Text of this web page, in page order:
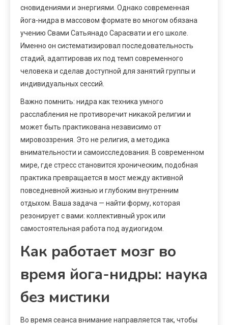
сновидениями и энергиями. Однако современная
йога-нидра в массовом формате во многом обязана
учению Свами Сатьянадо Сарасвати и его школе.
Именно он систематизировал последовательность
стадий, адаптировав их под темп современного
человека и сделав доступной для занятий группы и
индивидуальных сессий.
Важно помнить: нидра как техника умного
расслабления не противоречит никакой религии и
может быть практикована независимо от
мировоззрения. Это не религия, а методика
внимательности и самоисследования. В современном
мире, где стресс становится хроническим, подобная
практика превращается в мост между активной
повседневной жизнью и глубоким внутренним
отдыхом. Ваша задача — найти форму, которая
резонирует с вами: коллективный урок или
самостоятельная работа под аудиогидом.
Как работает мозг во
время йога-нидры: наука
без мистики
Во время сеанса внимание направляется так, чтобы